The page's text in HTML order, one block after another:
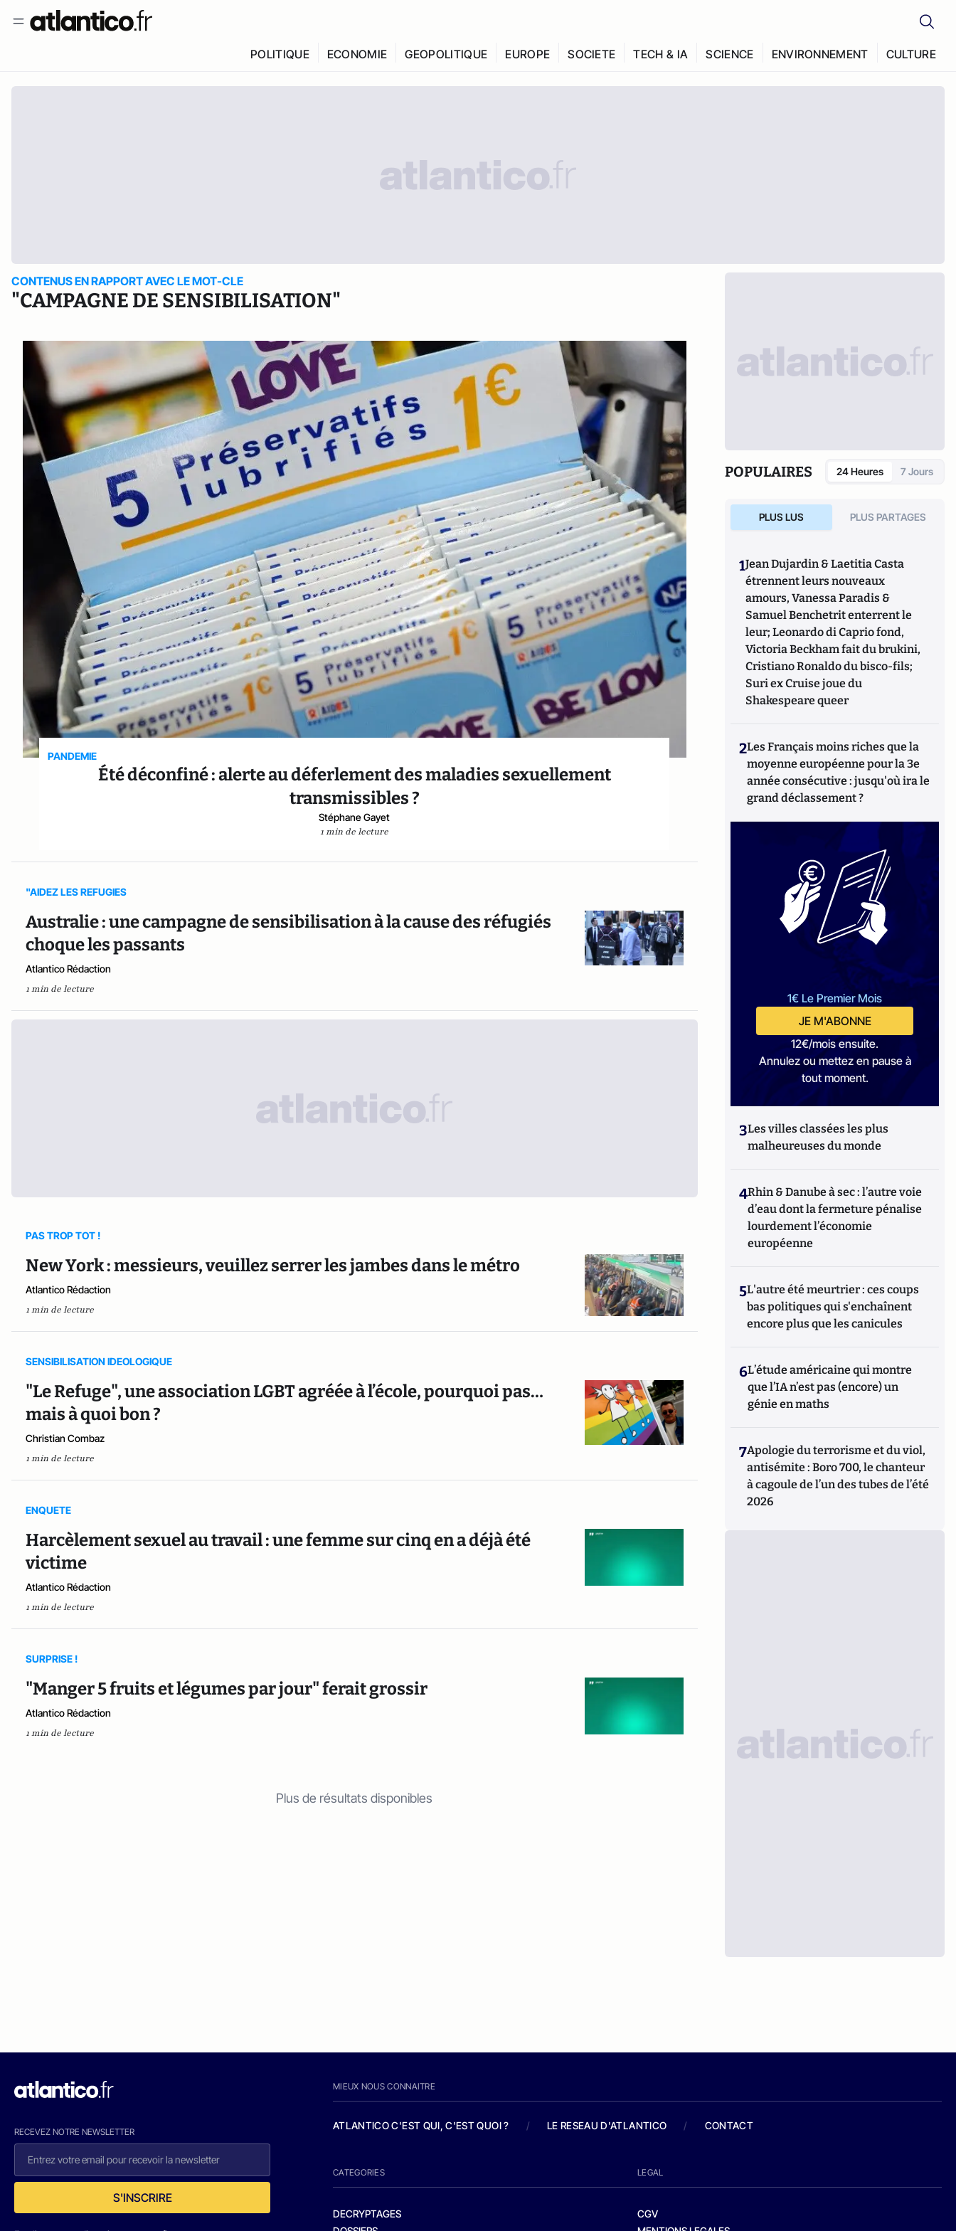
POLITIQUE ECONOMIE GEOPOLITIQUE EUROPE SOCIETE TECH & IA SCIENCE ENVIRONNEMENT CULTURE
CONTENUS EN RAPPORT AVEC LE MOT-CLE
"CAMPAGNE DE SENSIBILISATION"
PANDEMIE
Été déconfiné : alerte au déferlement des maladies sexuellement
transmissibles ?
Stéphane Gayet
1 min de lecture
"AIDEZ LES REFUGIES
Australie : une campagne de sensibilisation à la cause des réfugiés
choque les passants
Atlantico Rédaction
1 min de lecture
PAS TROP TOT !
New York : messieurs, veuillez serrer les jambes dans le métro
Atlantico Rédaction
1 min de lecture
SENSIBILISATION IDEOLOGIQUE
"Le Refuge", une association LGBT agréée à l’école, pourquoi pas…
mais à quoi bon ?
Christian Combaz
1 min de lecture
ENQUETE
Harcèlement sexuel au travail : une femme sur cinq en a déjà été
victime
Atlantico Rédaction
1 min de lecture
SURPRISE !
"Manger 5 fruits et légumes par jour" ferait grossir
Atlantico Rédaction
1 min de lecture
Plus de résultats disponibles
POPULAIRES 24 Heures 7 Jours
PLUS LUS PLUS PARTAGES
1Jean Dujardin & Laetitia Casta
étrennent leurs nouveaux
amours, Vanessa Paradis &
Samuel Benchetrit enterrent le
leur; Leonardo di Caprio fond,
Victoria Beckham fait du brukini,
Cristiano Ronaldo du bisco-fils;
Suri ex Cruise joue du
Shakespeare queer
2Les Français moins riches que la
moyenne européenne pour la 3e
année consécutive : jusqu'où ira le
grand déclassement ?
1€ Le Premier Mois
JE M'ABONNE
12€/mois ensuite.
Annulez ou mettez en pause à
tout moment.
3Les villes classées les plus
malheureuses du monde
4Rhin & Danube à sec : l’autre voie
d’eau dont la fermeture pénalise
lourdement l’économie
européenne
5L'autre été meurtrier : ces coups
bas politiques qui s'enchaînent
encore plus que les canicules
6L’étude américaine qui montre
que l’IA n’est pas (encore) un
génie en maths
7Apologie du terrorisme et du viol,
antisémite : Boro 700, le chanteur
à cagoule de l’un des tubes de l’été
2026
RECEVEZ NOTRE NEWSLETTER
S'INSCRIRE
MIEUX NOUS CONNAITRE
ATLANTICO C'EST QUI, C'EST QUOI ? / LE RESEAU D'ATLANTICO / CONTACT
CATEGORIES
DECRYPTAGES
LEGAL
CGV